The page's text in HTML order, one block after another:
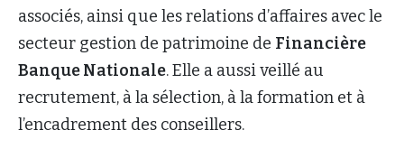
associés, ainsi que les relations d’affaires avec le
secteur gestion de patrimoine de Financière
Banque Nationale. Elle a aussi veillé au
recrutement, à la sélection, à la formation et à
l’encadrement des conseillers.